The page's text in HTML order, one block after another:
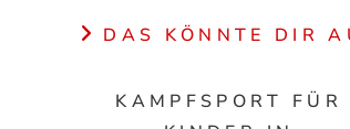
DAS KÖNNTE DIR
KAMPFSPORT FÜR